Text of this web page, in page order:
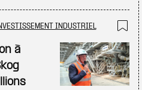
INDUSTRIEL
à